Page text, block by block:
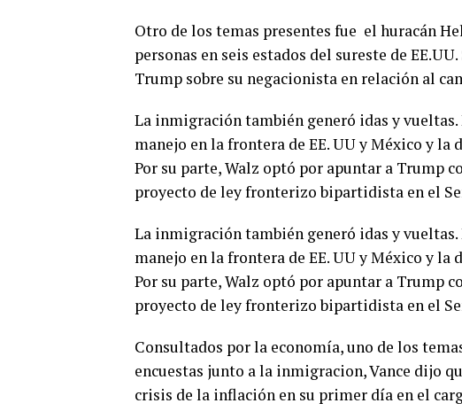
Otro de los temas presentes fue el huracán
personas en seis estados del sureste de
Trump sobre su negacionista en relación al
La inmigración también generó idas y
manejo en la frontera de EE. UU y México y
Por su parte, Walz optó por apuntar a Trump
proyecto de ley fronterizo bipartidista en el
La inmigración también generó idas y
manejo en la frontera de EE. UU y México y
Por su parte, Walz optó por apuntar a Trump
proyecto de ley fronterizo bipartidista en el
Consultados por la economía, uno de los
encuestas junto a la inmigracion, Vance dijo
crisis de la inflación en su primer día en el